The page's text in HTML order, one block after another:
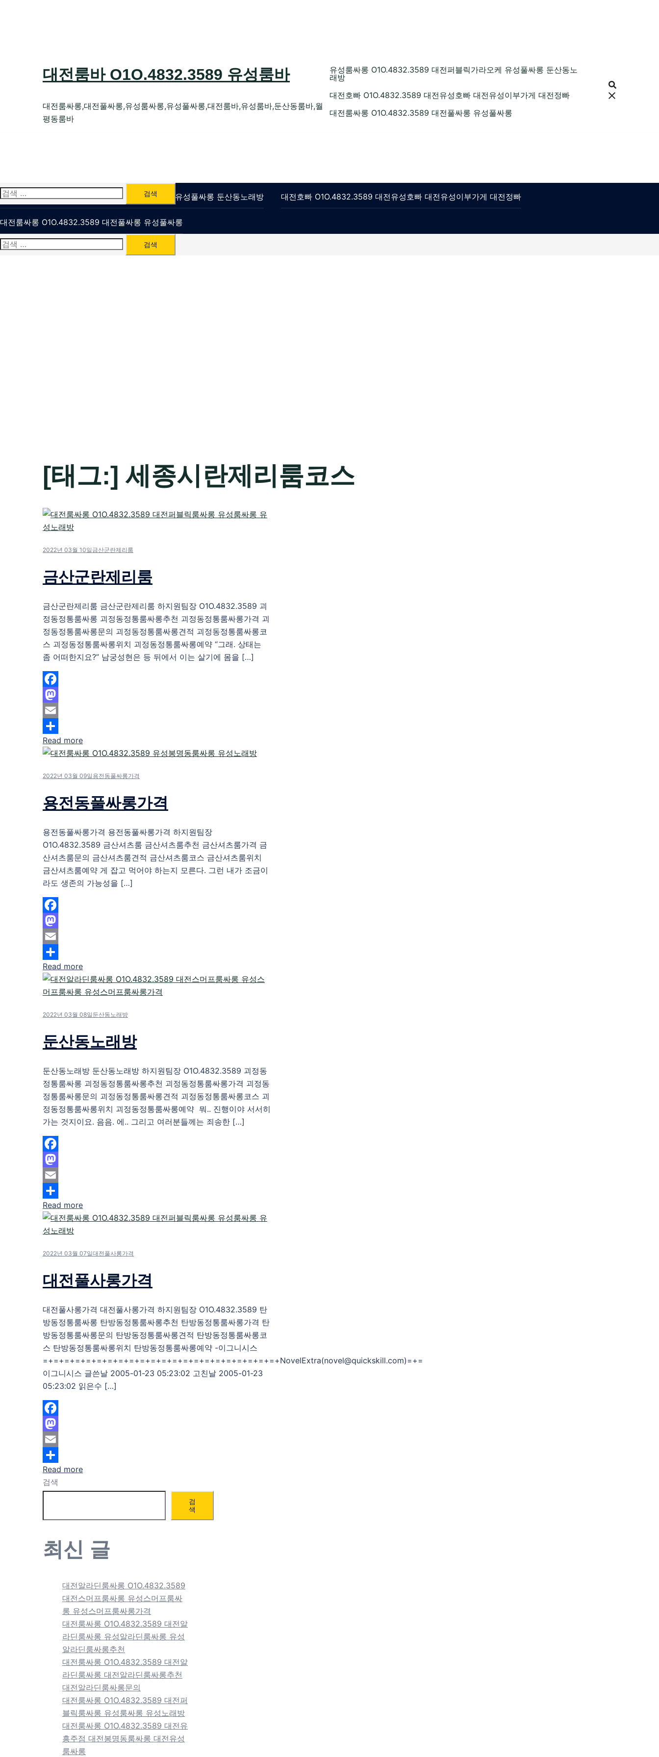
대전룸바 O1O.4832.3589 유성룸바
대전룸싸롱,대전풀싸롱,유성룸싸롱,유성풀싸롱,대전룸바,유성룸바,둔산동룸바,월
평동룸바
유성룸싸롱 O1O.4832.3589 대전퍼블릭가라오케 유성풀싸롱 둔산동노
래방
대전호빠 O1O.4832.3589 대전유성호빠 대전유성이부가게 대전정빠
대전룸싸롱 O1O.4832.3589 대전풀싸롱 유성풀싸롱
검
색:
유성룸싸롱 O1O.4832.3589 대전퍼블릭가라오케 유성풀싸롱 둔산동노래방 대전호빠 O1O.4832.3589 대전유성호빠 대전유성이부가게 대전정빠
대전룸싸롱 O1O.4832.3589 대전풀싸롱 유성풀싸롱
검
[태그:] 세종시란제리룸코스
2022년 03월 10일 금산군란제리룸
금산군란제리룸
금산군란제리룸 금산군란제리룸 하지원팀장 O1O.4832.3589 괴
정동정통룸싸롱 괴정동정통룸싸롱추천 괴정동정통룸싸롱가격 괴
정동정통룸싸롱문의 괴정동정통룸싸롱견적 괴정동정통룸싸롱코
스 괴정동정통룸싸롱위치 괴정동정통룸싸롱예약 “그래. 상태는
좀 어떠한지요?” 남궁성현은 등 뒤에서 이는 살기에 몸을 […]
Facebook
Mastodon
Email
Share
Read more
2022년 03월 09일 용전동풀싸롱가격
용전동풀싸롱가격
용전동풀싸롱가격 용전동풀싸롱가격 하지원팀장
O1O.4832.3589 금산셔츠룸 금산셔츠룸추천 금산셔츠룸가격 금
산셔츠룸문의 금산셔츠룸견적 금산셔츠룸코스 금산셔츠룸위치
금산셔츠룸예약 게 잡고 먹어야 하는지 모른다. 그런 내가 조금이
라도 생존의 가능성을 […]
Facebook
Mastodon
Email
Share
Read more
2022년 03월 08일 둔산동노래방
둔산동노래방
둔산동노래방 둔산동노래방 하지원팀장 O1O.4832.3589 괴정동
정통룸싸롱 괴정동정통룸싸롱추천 괴정동정통룸싸롱가격 괴정동
정통룸싸롱문의 괴정동정통룸싸롱견적 괴정동정통룸싸롱코스 괴
정동정통룸싸롱위치 괴정동정통룸싸롱예약 뭐.. 진행이야 서서히
가는 것지이요. 음음. 에.. 그리고 여러분들께는 죄송한 […]
Facebook
Mastodon
Email
Share
Read more
2022년 03월 07일대전풀사롱가격
대전풀사롱가격
대전풀사롱가격 대전풀사롱가격 하지원팀장 O1O.4832.3589 탄
방동정통룸싸롱 탄방동정통룸싸롱추천 탄방동정통룸싸롱가격 탄
방동정통룸싸롱문의 탄방동정통룸싸롱견적 탄방동정통룸싸롱코
스 탄방동정통룸싸롱위치 탄방동정통룸싸롱예약 -이그니시스
=+=+=+=+=+=+=+=+=+=+=+=+=+=+=+=+=+=+=+=+=+=+NovelExtra(novel@quickskill.com)=+=
이그니시스 글쓴날 2005-01-23 05:23:02 고친날 2005-01-23
05:23:02 읽은수 […]
Facebook
Mastodon
Email
Share
Read more
검색
검
색
최신 글
대전알라딘룸싸롱 O1O.4832.3589
대전스머프룸싸롱 유성스머프룸싸
롱 유성스머프룸싸롱가격
대전룸싸롱 O1O.4832.3589 대전알
라딘룸싸롱 유성알라딘룸싸롱 유성
알라딘룸싸롱추천
대전룸싸롱 O1O.4832.3589 대전알
라딘룸싸롱 대전알라딘룸싸롱추천
대전알라딘룸싸롱문의
대전룸싸롱 O1O.4832.3589 대전퍼
블릭룸싸롱 유성룸싸롱 유성노래방
대전룸싸롱 O1O.4832.3589 대전유
흥주점 대전봉명동룸싸롱 대전유성
룸싸롱